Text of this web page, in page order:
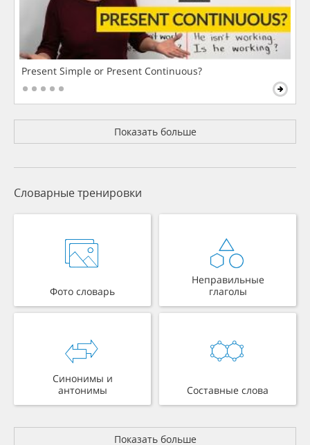
Present Simple or Present Continuous?
Показать больше
Словарные тренировки
Фото словарь
Неправильные
глаголы
Синонимы и
антонимы
Составные слова
Показать больше